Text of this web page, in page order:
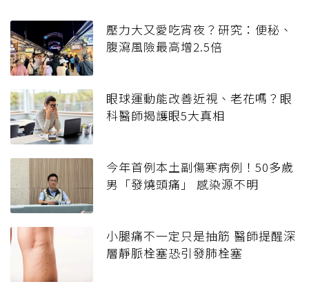
壓力大又愛吃宵夜？研究：便秘、
腹瀉風險最高增2.5倍
眼球運動能改善近視、老花嗎？眼
科醫師揭護眼5大真相
今年首例本土副傷寒病例！50多歲
男「發燒頭痛」 感染源不明
小腿痛不一定只是抽筋 醫師提醒深
層靜脈栓塞恐引發肺栓塞